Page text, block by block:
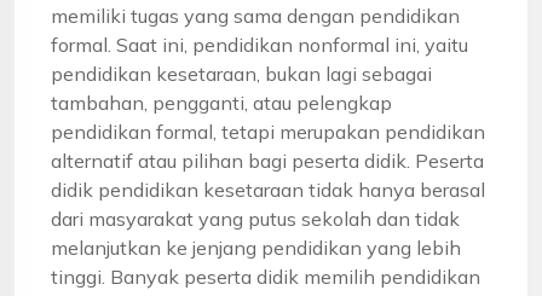
memiliki tugas yang sama dengan pendidikan
formal. Saat ini, pendidikan nonformal ini, yaitu
pendidikan kesetaraan, bukan lagi sebagai
tambahan, pengganti, atau pelengkap
pendidikan formal, tetapi merupakan pendidikan
alternatif atau pilihan bagi peserta didik. Peserta
didik pendidikan kesetaraan tidak hanya berasal
dari masyarakat yang putus sekolah dan tidak
melanjutkan ke jenjang pendidikan yang lebih
tinggi. Banyak peserta didik memilih pendidikan